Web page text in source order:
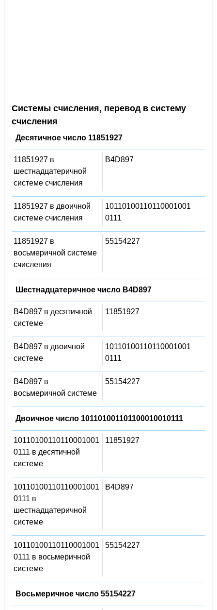
Системы счисления, перевод в систему
счисления
Десятичное число 11851927
11851927 в
шестнадцатеричной
системе счисления
B4D897
11851927 в двоичной
системе счисления
10110100110110001001
0111
11851927 в
восьмеричной системе
счисления
55154227
Шестнадцатеричное число B4D897
B4D897 в десятичной
системе
11851927
B4D897 в двоичной
системе
10110100110110001001
0111
B4D897 в
восьмеричной системе
55154227
Двоичное число 101101001101100010010111
10110100110110001001
0111 в десятичной
системе
11851927
10110100110110001001
0111 в
шестнадцатеричной
системе
B4D897
10110100110110001001
0111 в восьмеричной
системе
55154227
Восьмеричное число 55154227